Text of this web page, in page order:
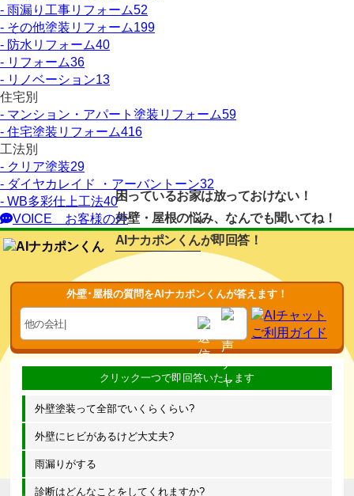
- 雨漏り工事リフォーム52
- その他塗装リフォーム199
- 防水リフォーム40
- リフォーム36
- リノベーション13
住宅別
- マンション・アパート塗装リフォーム59
- 住宅塗装リフォーム416
工法別
- クリア塗装29
- ダイヤカレイド ・アーバントーン32
- WB多彩仕上工法40
VOICE
お客様の声
困っているお家は放っておけない！
外壁・屋根の悩み、なんでも聞いてね！
AIナカポンくんが即回答！
外壁･屋根の質問をAIナカポンくんが答えます！
外壁塗装って全部でいくらくらい?
外壁にヒビがあるけど大丈夫?
雨漏りがする
診断はどんなことをしてくれますか?